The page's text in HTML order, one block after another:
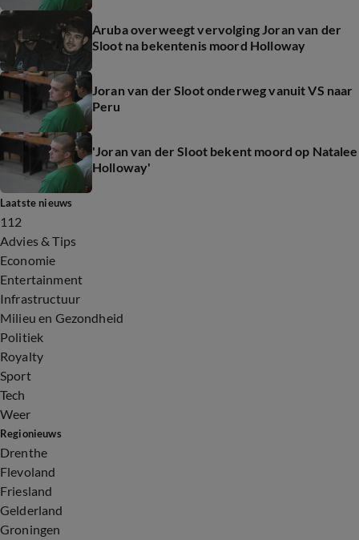
Aruba overweegt vervolging Joran van der
Sloot na bekentenis moord Holloway
Joran van der Sloot onderweg vanuit VS naar
Peru
'Joran van der Sloot bekent moord op Natalee
Holloway'
Laatste nieuws
112
Advies & Tips
Economie
Entertainment
Infrastructuur
Milieu en Gezondheid
Politiek
Royalty
Sport
Tech
Weer
Regionieuws
Drenthe
Flevoland
Friesland
Gelderland
Groningen